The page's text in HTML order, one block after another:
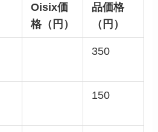
Oisix価
格（円）
品価格
（円）
350
150